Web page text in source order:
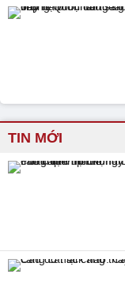
TIN MỚI